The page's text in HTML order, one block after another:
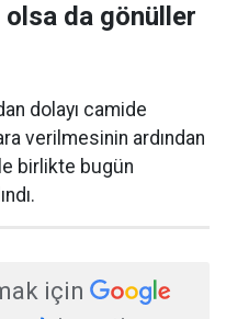
olsa da gönüller
dolayı camide
verilmesinin ardından
birlikte bugün
için